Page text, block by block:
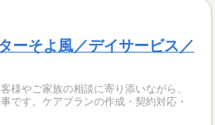
ーそよ風／デイサービス／
様やご家族の相談に寄り添いながら、
です。ケアプランの作成・契約対応・